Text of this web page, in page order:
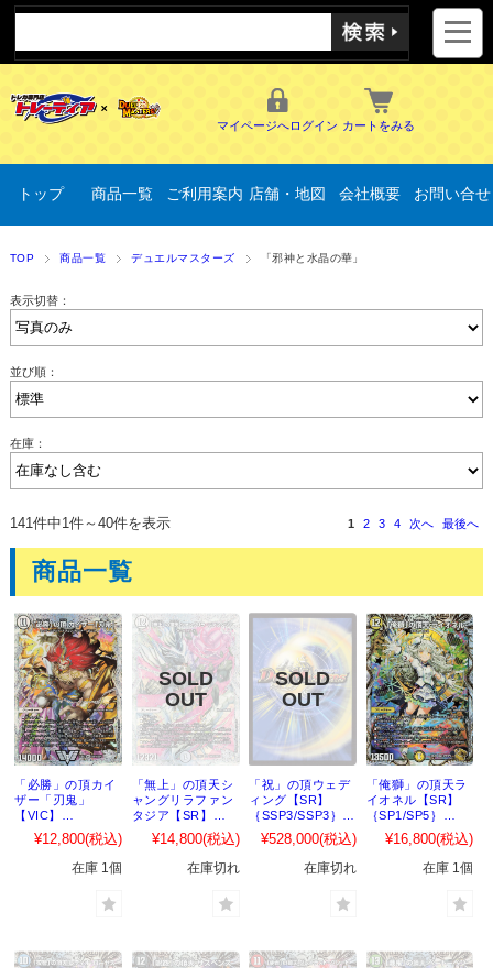
マイページへログイン カートをみる
トップ 商品一覧 ご利用案内 店舗・地図 会社概要 お問い合せ
TOP 商品一覧 デュエルマスターズ 「邪神と水晶の華」
表示切替：
並び順：
在庫：
141件中1件～40件を表示 1 2 3 4 次へ 最後へ
商品一覧
「必勝」の頂カイ
ザー「刃鬼」
【VIC】
｛SSP1/SSP3｝
［23EX3］
¥12,800(税込)
在庫 1個
「無上」の頂天シ
ャングリラファン
タジア【SR】
｛SSP2/SSP3｝
［23EX3］
¥14,800(税込)
在庫切れ
「祝」の頂ウェデ
ィング【SR】
｛SSP3/SSP3｝
［23EX3］
¥528,000(税込)
在庫切れ
「俺獅」の頂天ラ
イオネル【SR】
｛SP1/SP5｝
［23EX3］
¥16,800(税込)
在庫 1個